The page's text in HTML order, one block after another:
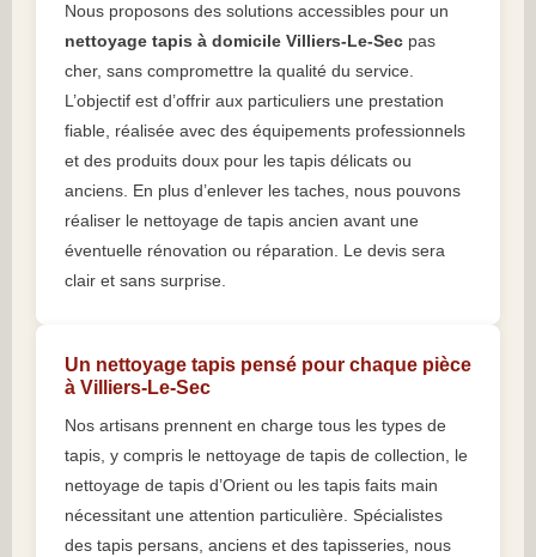
Nous proposons des solutions accessibles pour un
nettoyage tapis à domicile Villiers-Le-Sec pas
cher, sans compromettre la qualité du service.
L’objectif est d’offrir aux particuliers une prestation
fiable, réalisée avec des équipements professionnels
et des produits doux pour les tapis délicats ou
anciens. En plus d’enlever les taches, nous pouvons
réaliser le nettoyage de tapis ancien avant une
éventuelle rénovation ou réparation. Le devis sera
clair et sans surprise.
Un nettoyage tapis pensé pour chaque pièce
à Villiers-Le-Sec
Nos artisans prennent en charge tous les types de
tapis, y compris le nettoyage de tapis de collection, le
nettoyage de tapis d’Orient ou les tapis faits main
nécessitant une attention particulière. Spécialistes
des tapis persans, anciens et des tapisseries, nous